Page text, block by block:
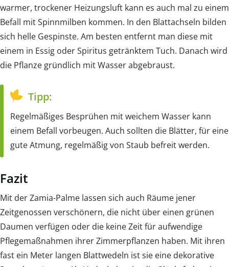
warmer, trockener Heizungsluft kann es auch mal zu einem
Befall mit Spinnmilben kommen. In den Blattachseln bilden
sich helle Gespinste. Am besten entfernt man diese mit
einem in Essig oder Spiritus getränktem Tuch. Danach wird
die Pflanze gründlich mit Wasser abgebraust.
Tipp:
Regelmäßiges Besprühen mit weichem Wasser kann
einem Befall vorbeugen. Auch sollten die Blätter, für eine
gute Atmung, regelmäßig von Staub befreit werden.
Fazit
Mit der Zamia-Palme lassen sich auch Räume jener
Zeitgenossen verschönern, die nicht über einen grünen
Daumen verfügen oder die keine Zeit für aufwendige
Pflegemaßnahmen ihrer Zimmerpflanzen haben. Mit ihren
fast ein Meter langen Blattwedeln ist sie eine dekorative